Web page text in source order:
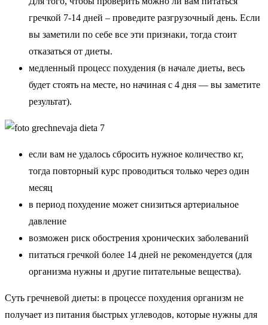
гречкой 7-14 дней – проведите разгрузочный день. Если
вы заметили по себе все эти признаки, тогда стоит
отказаться от диеты.
медленный процесс похудения (в начале диеты, весь
будет стоять на месте, но начиная с 4 дня — вы заметите
результат).
если вам не удалось сбросить нужное количество кг,
тогда повторный курс проводиться только через один
месяц
в период похудение может снизиться артериальное
давление
возможен риск обострения хронических заболеваний
питаться гречкой более 14 дней не рекомендуется (для
организма нужны и другие питательные вещества).
Суть гречневой диеты: в процессе похудения организм не
получает из питания быстрых углеводов, которые нужны для